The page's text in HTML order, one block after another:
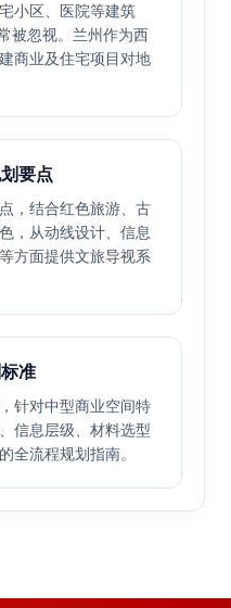
小区、医院等建筑
被忽视。兰州作为西
商业及住宅项目对地
要点
，结合红色旅游、古
，从动线设计、信息
方面提供文旅导视系
准
针对中型商业空间特
信息层级、材料选型
全流程规划指南。